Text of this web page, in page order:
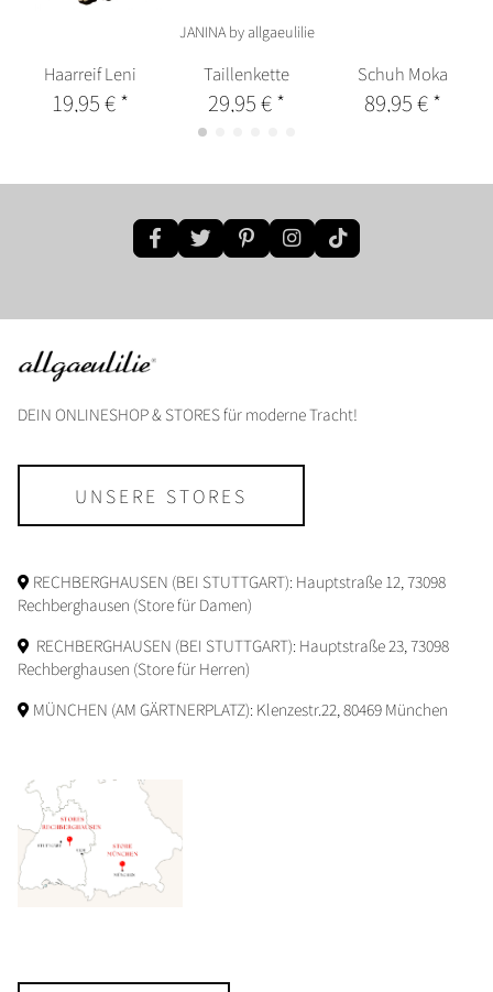
Haarreif Leni
19,95 €*
JANINA by allgaeulilie
Taillenkette
29,95 €*
Schuh Moka
89,95 €*
DEIN ONLINESHOP & STORES für moderne Tracht!
UNSERE STORES
RECHBERGHAUSEN (BEI STUTTGART): Hauptstraße 12, 73098
Rechberghausen (Store für Damen)
RECHBERGHAUSEN (BEI STUTTGART): Hauptstraße 23, 73098
Rechberghausen (Store für Herren)
MÜNCHEN (AM GÄRTNERPLATZ): Klenzestr.22, 80469 München